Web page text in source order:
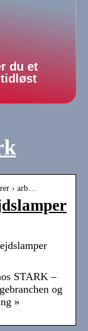
du et
› arb…
STARK –
og
»